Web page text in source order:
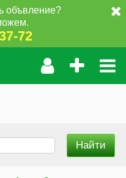
объвление?
72